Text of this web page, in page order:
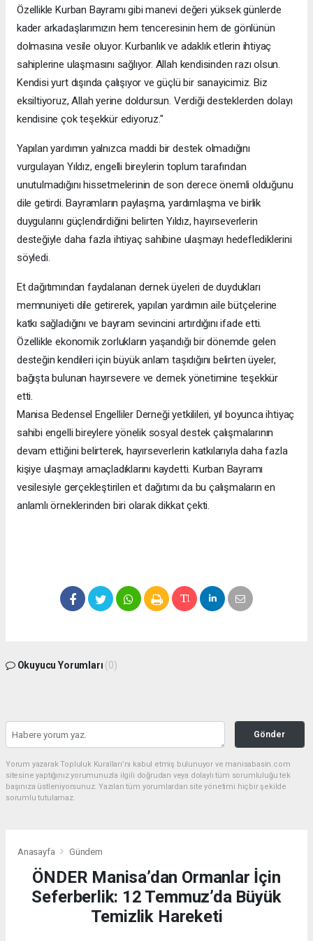
Özellikle Kurban Bayramı gibi manevi değeri yüksek günlerde
kader arkadaşlarımızın hem tenceresinin hem de gönlünün
dolmasına vesile oluyor. Kurbanlık ve adaklık etlerin ihtiyaç
sahiplerine ulaşmasını sağlıyor. Allah kendisinden razı olsun.
Kendisi yurt dışında çalışıyor ve güçlü bir sanayicimiz. Biz
eksiltiyoruz, Allah yerine doldursun. Verdiği desteklerden dolayı
kendisine çok teşekkür ediyoruz."
Yapılan yardımın yalnızca maddi bir destek olmadığını
vurgulayan Yıldız, engelli bireylerin toplum tarafından
unutulmadığını hissetmelerinin de son derece önemli olduğunu
dile getirdi. Bayramların paylaşma, yardımlaşma ve birlik
duygularını güçlendirdiğini belirten Yıldız, hayırseverlerin
desteğiyle daha fazla ihtiyaç sahibine ulaşmayı hedeflediklerini
söyledi.
Et dağıtımından faydalanan dernek üyeleri de duydukları
memnuniyeti dile getirerek, yapılan yardımın aile bütçelerine
katkı sağladığını ve bayram sevincini artırdığını ifade etti.
Özellikle ekonomik zorlukların yaşandığı bir dönemde gelen
desteğin kendileri için büyük anlam taşıdığını belirten üyeler,
bağışta bulunan hayırsevere ve dernek yönetimine teşekkür
etti.
Manisa Bedensel Engelliler Derneği yetkilileri, yıl boyunca ihtiyaç
sahibi engelli bireylere yönelik sosyal destek çalışmalarının
devam ettiğini belirterek, hayırseverlerin katkılarıyla daha fazla
kişiye ulaşmayı amaçladıklarını kaydetti. Kurban Bayramı
vesilesiyle gerçekleştirilen et dağıtımı da bu çalışmaların en
anlamlı örneklerinden biri olarak dikkat çekti.
Okuyucu Yorumları (0)
Gönder
Yorum yazarak Topluluk Kuralları’nı kabul etmiş bulunuyor ve manisabasin.com
sitesine yaptığınız yorumunuzla ilgili doğrudan veya dolaylı tüm sorumluluğu tek
başınıza üstleniyorsunuz. Yazılan tüm yorumlardan site yönetimi hiçbir şekilde
sorumlu tutulamaz.
Anasayfa Gündem
ÖNDER Manisa’dan Ormanlar İçin
Seferberlik: 12 Temmuz’da Büyük
Temizlik Hareketi